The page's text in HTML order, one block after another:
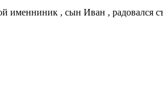
, сын Иван , радовался